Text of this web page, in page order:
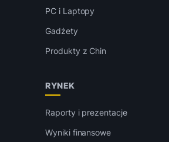
PC i Laptopy
Gadżety
Produkty z Chin
RYNEK
Raporty i prezentacje
Wyniki finansowe